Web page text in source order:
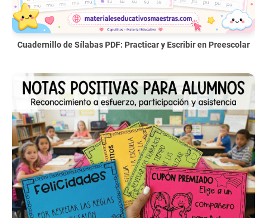
Cuadernillo de Sílabas PDF: Practicar y Escribir en Preescolar